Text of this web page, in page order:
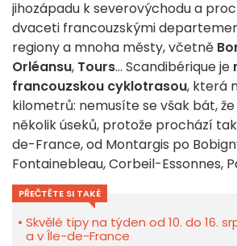
jihozápadu k severovýchodu a
dvaceti francouzskými
regiony a mnoha městy, včetně
Orléansu, Tours... Scandibérique je
francouzskou cyklotrasou, která
kilometrů: nemusíte se však bát,
několik úseků, protože prochází
de-France, od Montargis po
Fontainebleau, Corbeil-Essonnes,
PŘEČTĚTE SI TAKÉ
Skvělé tipy na týden od 10. do 16.
a v Île-de-France